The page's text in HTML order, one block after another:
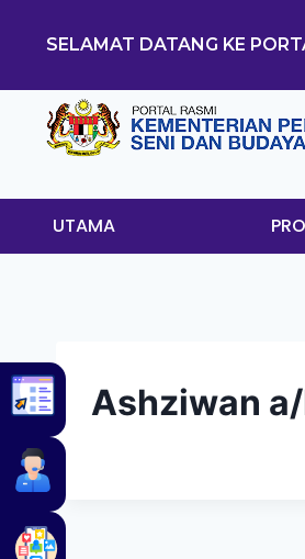
SELAMAT DATANG KE
UTAMA
Ashziwan